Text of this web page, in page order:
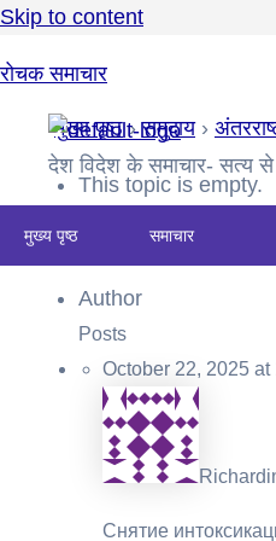
Skip to content
रोचक समाचार
देश विदेश के समाचार- सत्य से
मुख्य पृष्ठ समाचार
मुख्य पृष्ठ › समुदाय ›
This topic is empty.
Viewing 0 reply threads
Author
Posts
October 22, 2025 at
Снятие